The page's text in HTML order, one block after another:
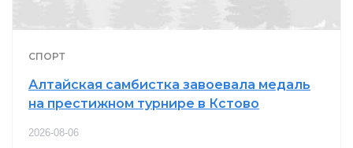
СПОРТ
Алтайская самбистка завоевала медаль
на престижном турнире в Кстово
2026-08-06